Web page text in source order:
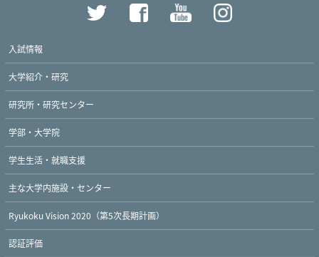
入試情報
大学紹介・研究
研究所・研究センター
学部・大学院
学生生活・就職支援
主な大学内施設・センター
Ryukoku Vision 2020（第5次長期計画）
認証評価